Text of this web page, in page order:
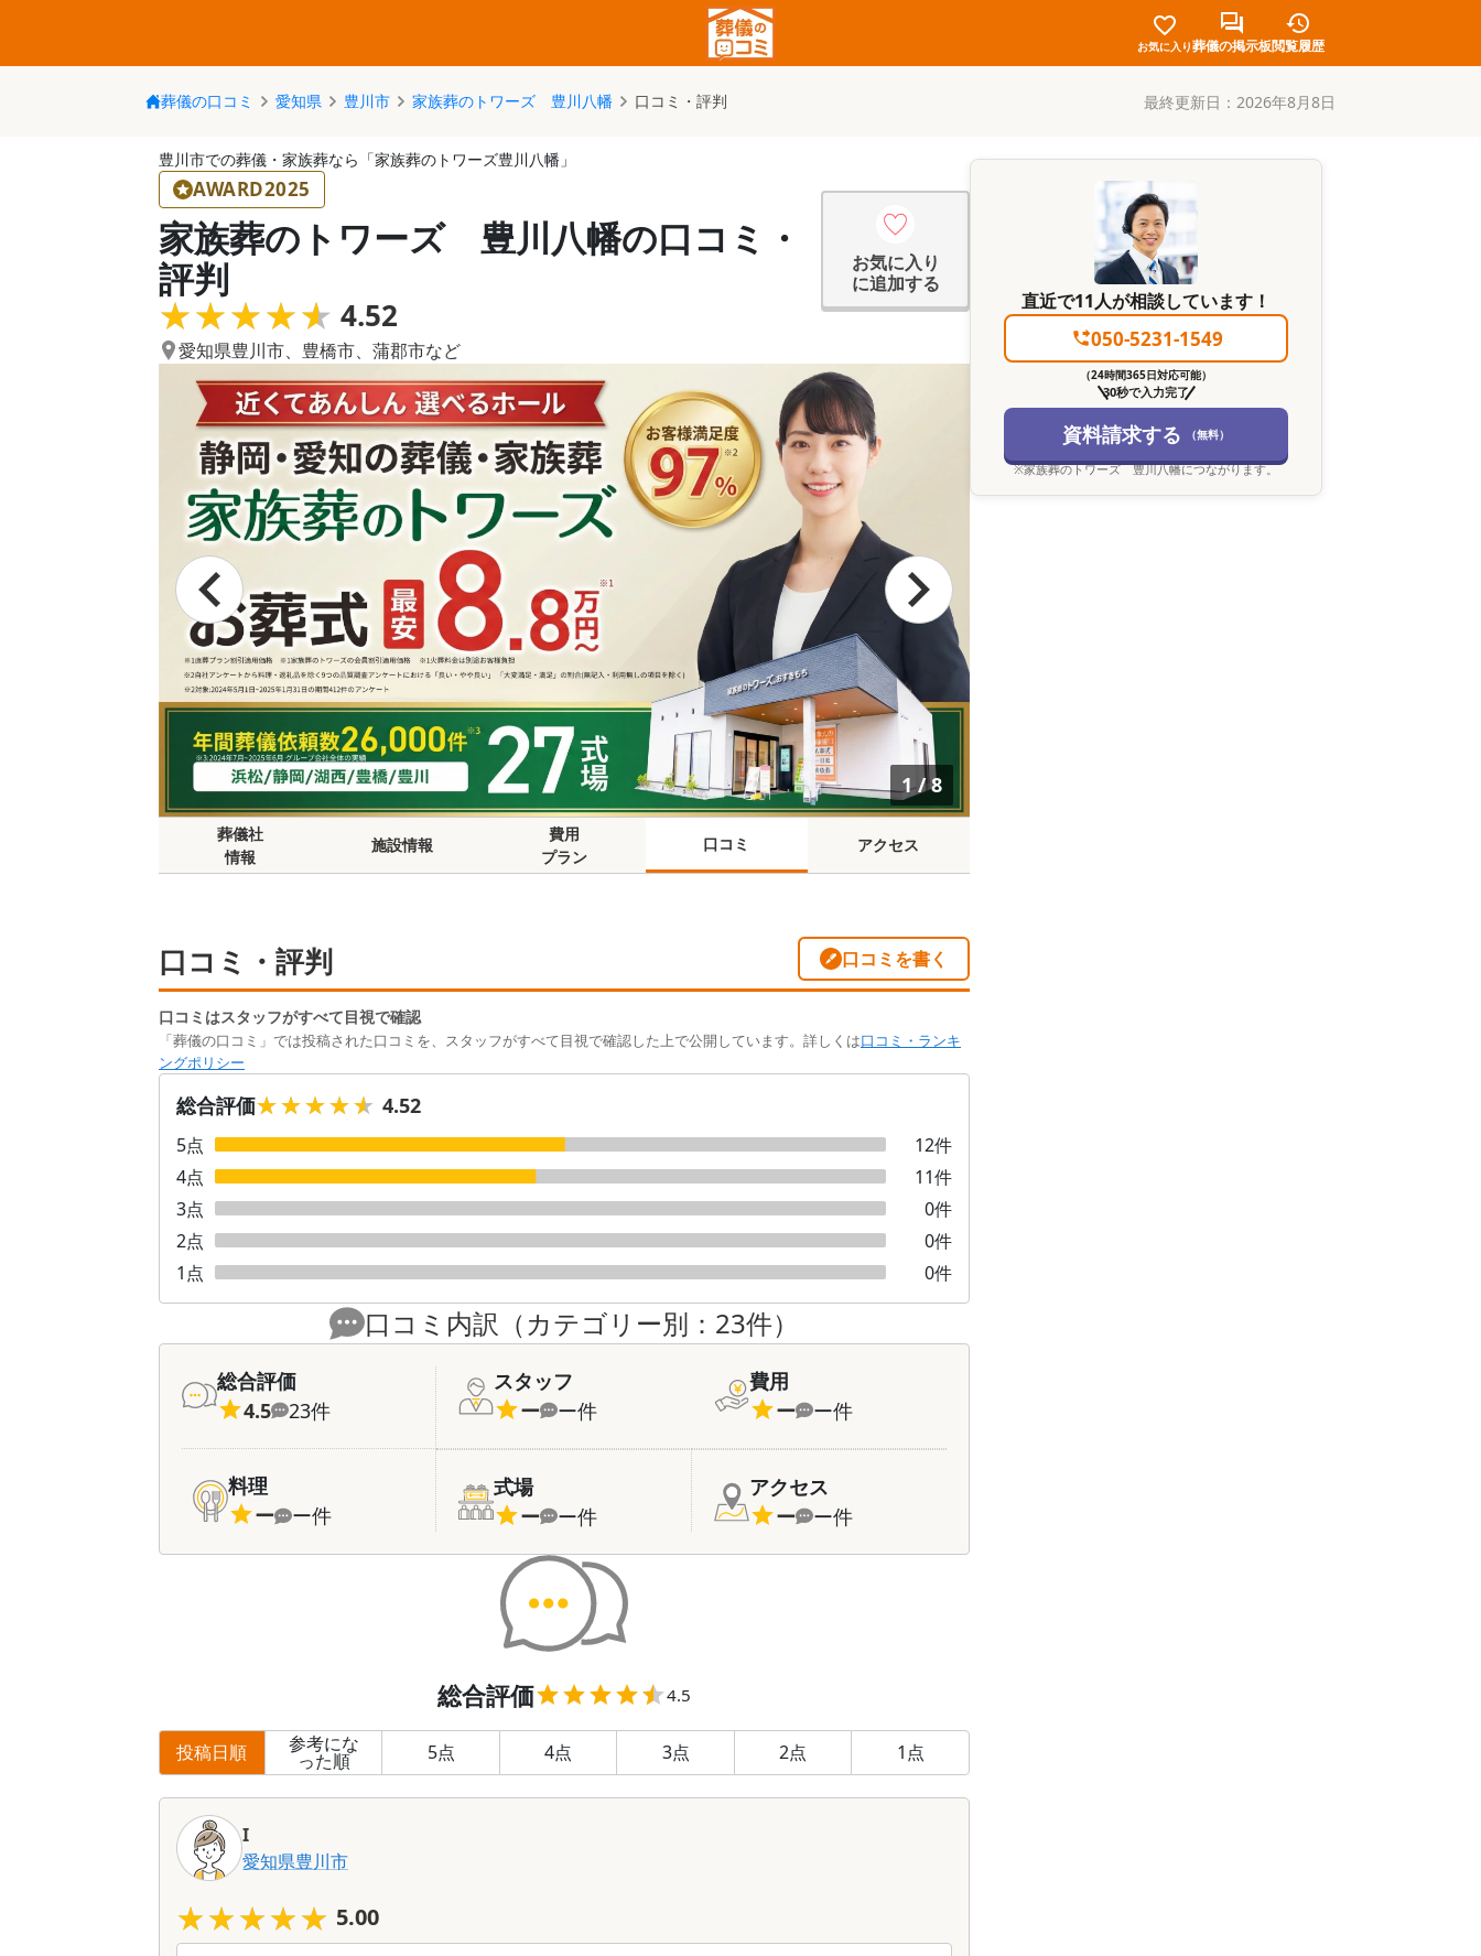
お気に入り葬儀の掲示板閲覧履歴
葬儀の口コミ 愛知県 豊川市 家族葬のトワーズ 豊川八幡 口コミ・評判 最終更新日： 2026年8月8日
豊川市での葬儀・家族葬なら「家族葬のトワーズ豊川八幡」
AWARD2025
家族葬のトワーズ 豊川八幡の口コミ・
評判
★★★★★
★★★★★ 4.52
お気に入り
に追加する
愛知県豊川市、 豊橋市、 蒲郡市など
1/8
葬儀社
情報
施設情報
費用
プラン
口コミ アクセス
口コミ・評判 口コミを書く
口コミはスタッフがすべて目視で確認
「葬儀の口コミ」では投稿された口コミを、スタッフがすべて目視で確認した上で公開しています。詳しくは口コミ・ランキ
ングポリシー
総合評価★★★★★
★★★★★ 4.52
5点 12件
4点 11件
3点 0件
2点 0件
1 点 0件
口コミ内訳（カテゴリー別： 23件）
総合評価
4.5
23件
スタッフ
ー
ー件
費用
ー
ー件
料理
ー
ー件
式場
ー
ー件
アクセス
ー
ー件
総合評価 4.5
投稿日順 参考にな
った順 5点 4点 3点 2点 1 点
I
愛知県豊川市
★★★★★
★★★★★ 5.00
直近で11人が相談しています！
050-5231-1549
（24時間365日対応可能）
30秒で入力完了
資料請求する （無料）
※家族葬のトワーズ 豊川八幡につながります。